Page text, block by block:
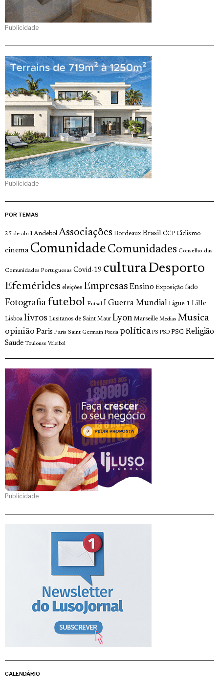
Publicidade
Publicidade
POR TEMAS
25 de abril Andebol Associações Bordeaux Brasil CCP Ciclismo
cinema Comunidade Comunidades Conselho das
Comunidades Portuguesas Covid-19 culturaDesporto
Efemérides eleições Empresas Ensino Exposição fado
Fotografia futebol Futsal I Guerra Mundial Ligue 1 Lille
Lisboa livros Lusitanos de Saint Maur Lyon Marseille Medias Musica
opinião Paris Paris Saint Germain Poesia política PS PSD PSG Religião
Saude Toulouse Voleibol
Publicidade
CALENDÁRIO